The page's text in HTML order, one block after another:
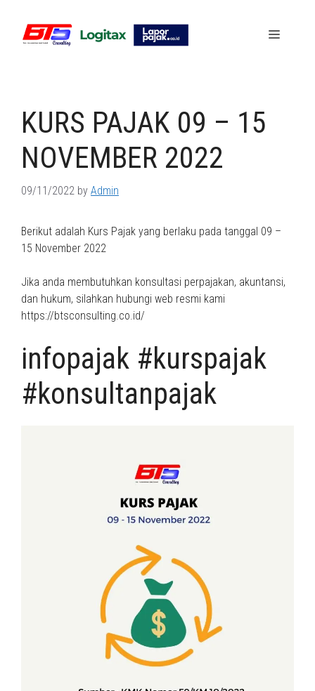
content
Menu
KURS PAJAK 09 – 15
NOVEMBER 2022
09/11/2022 by Admin
Berikut adalah Kurs Pajak yang berlaku pada tanggal 09 –
15 November 2022
Jika anda membutuhkan konsultasi perpajakan, akuntansi,
dan hukum, silahkan hubungi web resmi kami
https://btsconsulting.co.id/
infopajak #kurspajak
#konsultanpajak